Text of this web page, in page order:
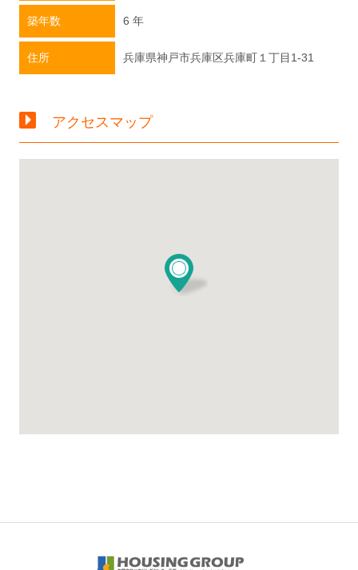
築年数 6 年
住所 兵庫県神戸市兵庫区兵庫町１丁目1-31
アクセスマップ